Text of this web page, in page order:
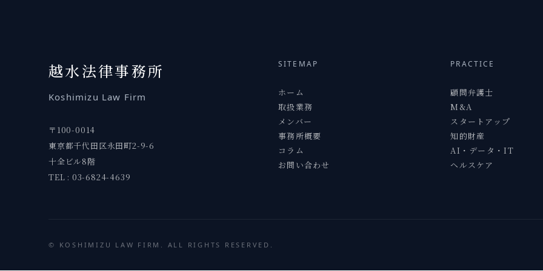
越水法律事務所
Koshimizu Law Firm
〒100-0014
東京都千代田区永田町2-9-6
十全ビル8階
TEL : 03-6824-4639
SITEMAP
ホーム
取扱業務
メンバー
事務所概要
コラム
お問い合わせ
PRACTICE
顧問弁護士
M&A
スタートアップ
知的財産
AI・データ・IT
ヘルスケア
© KOSHIMIZU LAW FIRM. ALL RIGHTS RESERVED.